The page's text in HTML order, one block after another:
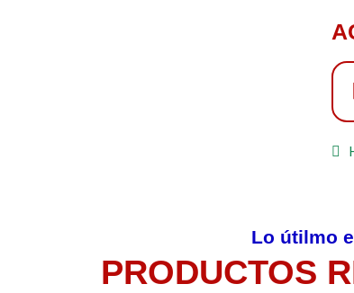
Lo útilmo
PRODUCTOS